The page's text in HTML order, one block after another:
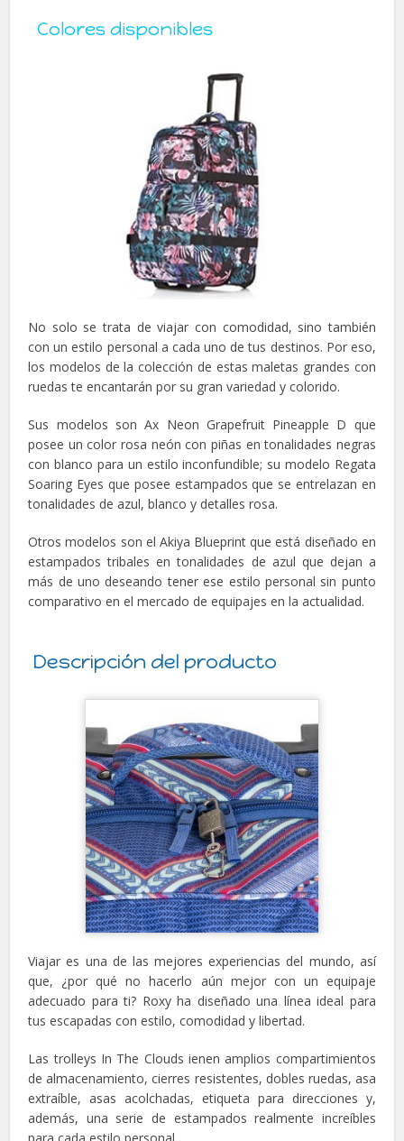
Colores disponibles
No solo se trata de viajar con comodidad, sino también
con un estilo personal a cada uno de tus destinos. Por eso,
los modelos de la colección de estas maletas grandes con
ruedas te encantarán por su gran variedad y colorido.
Sus modelos son Ax Neon Grapefruit Pineapple D que
posee un color rosa neón con piñas en tonalidades negras
con blanco para un estilo inconfundible; su modelo Regata
Soaring Eyes que posee estampados que se entrelazan en
tonalidades de azul, blanco y detalles rosa.
Otros modelos son el Akiya Blueprint que está diseñado en
estampados tribales en tonalidades de azul que dejan a
más de uno deseando tener ese estilo personal sin punto
comparativo en el mercado de equipajes en la actualidad.
Descripción del producto
Viajar es una de las mejores experiencias del mundo, así
que, ¿por qué no hacerlo aún mejor con un equipaje
adecuado para ti? Roxy ha diseñado una línea ideal para
tus escapadas con estilo, comodidad y libertad.
Las trolleys In The Clouds ienen amplios compartimientos
de almacenamiento, cierres resistentes, dobles ruedas, asa
extraíble, asas acolchadas, etiqueta para direcciones y,
además, una serie de estampados realmente increíbles
para cada estilo personal.